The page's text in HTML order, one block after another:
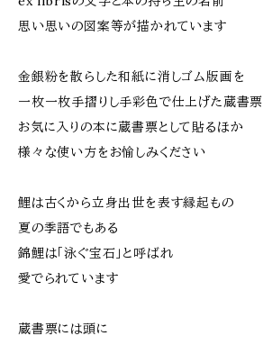
思い思いの図案等が描かれています
金銀粉を散らした和紙に消しゴム版画を
一枚一枚手摺りし手彩色で仕上げた蔵書票
お気に入りの本に蔵書票として貼るほか
様々な使い方をお愉しみください
鯉は古くから立身出世を表す縁起もの
夏の季語でもある
錦鯉は「泳ぐ宝石」と呼ばれ
愛でられています
蔵書票には頭に